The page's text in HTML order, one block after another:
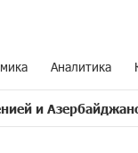
Аналитика
близко